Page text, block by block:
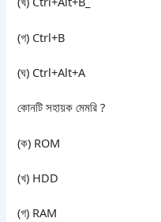
(গ) Ctrl+B
(ঘ) Ctrl+Alt+A
কোনটি সহায়ক মেমরি ?
(ক) ROM
(খ) HDD
(গ) RAM